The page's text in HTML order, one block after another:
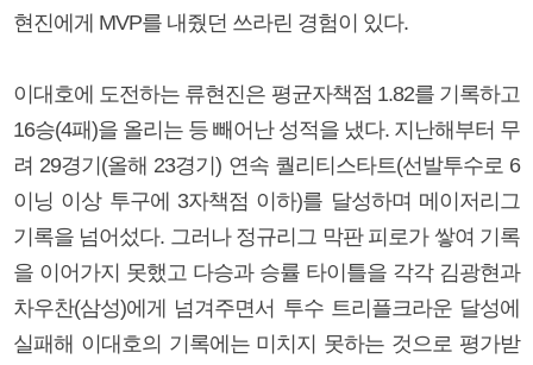
현진에게 MVP를 내줬던 쓰라린 경험이 있다.
이대호에 도전하는 류현진은 평균자책점 1.82를 기록하고
16승(4패)을 올리는 등 빼어난 성적을 냈다. 지난해부터 무
려 29경기(올해 23경기) 연속 퀄리티스타트(선발투수로 6
이닝 이상 투구에 3자책점 이하)를 달성하며 메이저리그
기록을 넘어섰다. 그러나 정규리그 막판 피로가 쌓여 기록
을 이어가지 못했고 다승과 승률 타이틀을 각각 김광현과
차우찬(삼성)에게 넘겨주면서 투수 트리플크라운 달성에
실패해 이대호의 기록에는 미치지 못하는 것으로 평가받